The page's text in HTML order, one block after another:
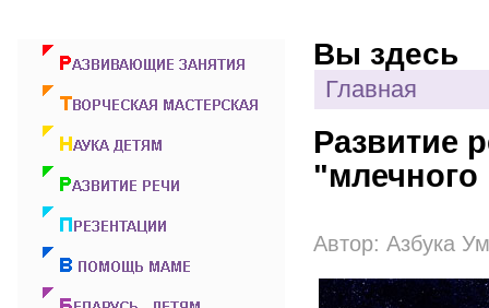
Вы здесь
Главная
Развитие
"млечного
Автор: Азбука